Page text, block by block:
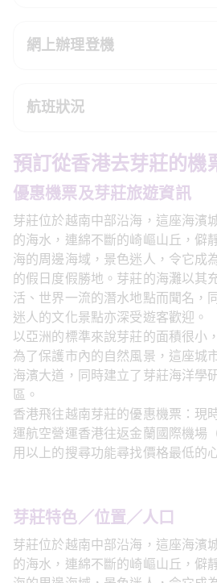
網上辦理登機
航班狀況
預訂從香港去芽莊的機
優惠機票及芽莊旅遊資訊
芽莊位於越南中部沿海，這座海濱
的海水，連綿不斷的崎嶇山丘，僻
海的周邊海域，景色迷人，令它成
的假日度假勝地。芽莊的海灘以其
活、世界一流的潛水地點而聞名，
迷人的文化景點亦深受遊客歡迎。
以亞洲的標準來說芽莊的面積很小
為了保護市內的自然風景，這座城
海濱大道，同時建立了芽莊海洋學
區。
香港飛往越南芽莊的優惠機票：
運航空營運香港往返金蘭國際機場
用以上的搜尋功能尋找價格最低的
芽莊特色／位置／人口
芽莊位於越南中部沿海，這座海濱
的海水，連綿不斷的崎嶇山丘，僻